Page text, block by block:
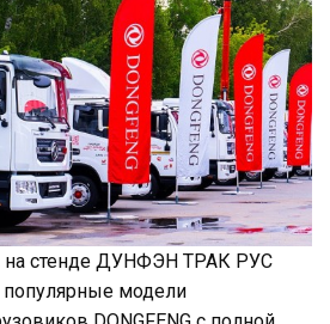
на стенде ДУНФЭН ТРАК РУС
модели